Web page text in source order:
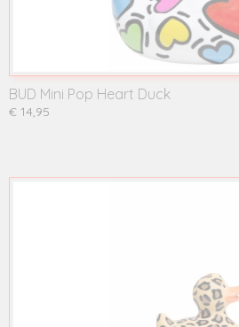
BUD Mini Pop Heart Duck
€ 14,95